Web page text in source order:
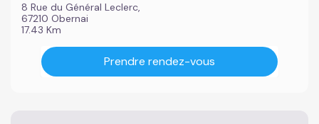
8 Rue du Général Leclerc,
67210 Obernai
17.43 Km
Prendre rendez-vous